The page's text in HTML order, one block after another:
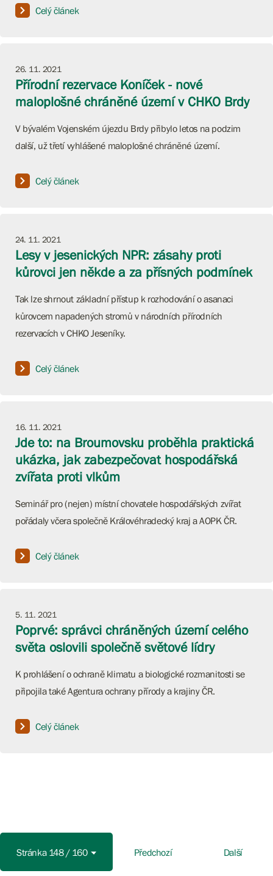
Celý článek
26. 11. 2021
Přírodní rezervace Koníček - nové
maloplošné chráněné území v CHKO Brdy
V bývalém Vojenském újezdu Brdy přibylo letos na podzim
další, už třetí vyhlášené maloplošné chráněné území.
Celý článek
24. 11. 2021
Lesy v jesenických NPR: zásahy proti
kůrovci jen někde a za přísných podmínek
Tak lze shrnout základní přístup k rozhodování o asanaci
kůrovcem napadených stromů v národních přírodních
rezervacích v CHKO Jeseníky.
Celý článek
16. 11. 2021
Jde to: na Broumovsku proběhla praktická
ukázka, jak zabezpečovat hospodářská
zvířata proti vlkům
Seminář pro (nejen) místní chovatele hospodářských zvířat
pořádaly včera společně Královéhradecký kraj a AOPK ČR.
Celý článek
5. 11. 2021
Poprvé: správci chráněných území celého
světa oslovili společně světové lídry
K prohlášení o ochraně klimatu a biologické rozmanitosti se
připojila také Agentura ochrany přírody a krajiny ČR.
Celý článek
Stránka 148 / 160 Předchozí Další